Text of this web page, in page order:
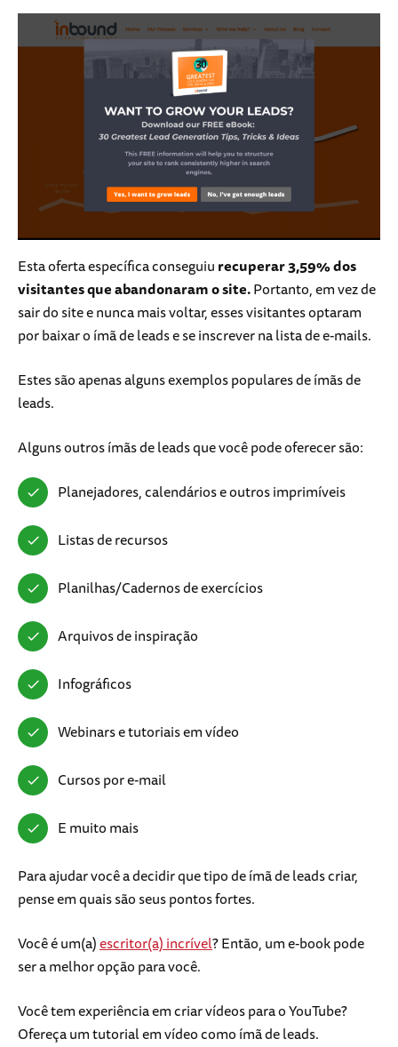
Esta oferta específica conseguiurecuperar 3,59% dos
visitantes que abandonaram o site.Portanto, em vez de
sair do site e nunca mais voltar, esses visitantes optaram
por baixar o ímã de leads e se inscrever na lista de e-mails.
Estes são apenas alguns exemplos populares de ímãs de
leads.
Alguns outros ímãs de leads que você pode oferecer são:
Planejadores, calendários e outros imprimíveis
Listas de recursos
Planilhas/Cadernos de exercícios
Arquivos de inspiração
Infográficos
Webinars e tutoriais em vídeo
Cursos por e-mail
E muito mais
Para ajudar você a decidir que tipo de ímã de leads criar,
pense em quais são seus pontos fortes.
Você é um(a)escritor(a) incrível? Então, um e-book pode
ser a melhor opção para você.
Você tem experiência em criar vídeos para o YouTube?
Ofereça um tutorial em vídeo como ímã de leads.